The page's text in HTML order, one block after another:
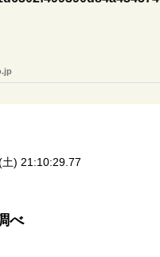
) 21:10:29.77
べ